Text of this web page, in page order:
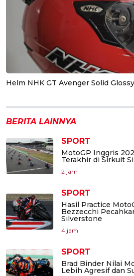
Helm NHK GT Avenger Solid
BERITA LAINNYA
SPORT
MotoGP Inggris
Terakhir di Sirkuit
2 jam
SPORT
Hasil Practice
Bezzecchi
Silverstone
4 jam
SPORT
Brad Binder Nilai
Lebih Agresif dan